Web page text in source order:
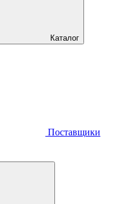
Каталог
Поставщики